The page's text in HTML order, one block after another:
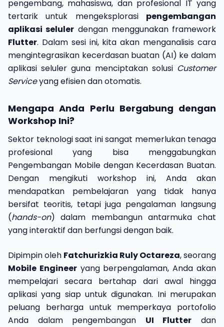
pengembang, mahasiswa, dan profesional IT yang
tertarik untuk mengeksplorasi pengembangan
aplikasi seluler dengan menggunakan framework
Flutter. Dalam sesi ini, kita akan menganalisis cara
mengintegrasikan kecerdasan buatan (AI) ke dalam
aplikasi seluler guna menciptakan solusi Customer
Serviceyang efisien dan otomatis.
Mengapa Anda Perlu Bergabung dengan
Workshop Ini?
Sektor teknologi saat ini sangat memerlukan tenaga
profesional yang bisa menggabungkan
Pengembangan Mobile dengan Kecerdasan Buatan.
Dengan mengikuti workshop ini, Anda akan
mendapatkan pembelajaran yang tidak hanya
bersifat teoritis, tetapi juga pengalaman langsung
(hands-on) dalam membangun antarmuka chat
yang interaktif dan berfungsi dengan baik.
Dipimpin oleh Fatchurizkia Ruly Octareza, seorang
Mobile Engineeryang berpengalaman, Anda akan
mempelajari secara bertahap dari awal hingga
aplikasi yang siap untuk digunakan. Ini merupakan
peluang berharga untuk memperkaya portofolio
Anda dalam pengembangan UI Flutter dan